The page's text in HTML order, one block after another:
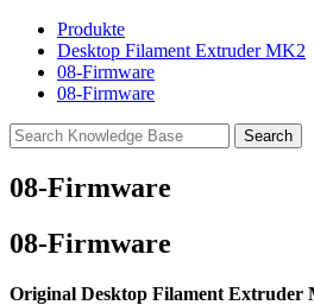
Produkte
Desktop Filament Extruder MK2
08-Firmware
08-Firmware
08-Firmware
08-Firmware
Original Desktop Filament Extruder